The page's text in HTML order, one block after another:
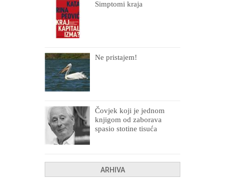
Simptomi kraja
Ne pristajem!
Čovjek koji je jednom
knjigom od zaborava
spasio stotine tisuća
ARHIVA